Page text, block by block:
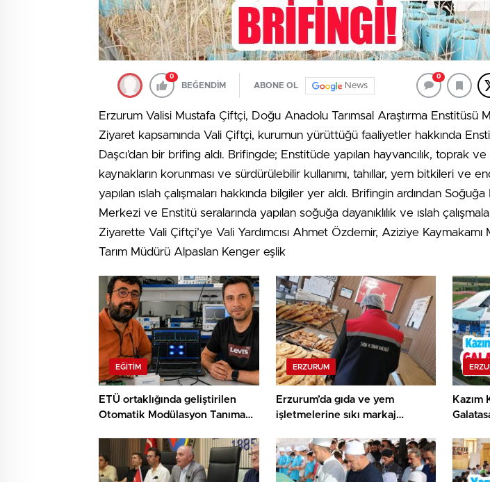
0
BEĞENDİM ABONE OL News
0
Erzurum Valisi Mustafa Çiftçi, Doğu Anadolu Tarımsal Araştırma Enstitüsü
Ziyaret kapsamında Vali Çiftçi, kurumun yürüttüğü faaliyetler hakkında
Daşcı’dan bir brifing aldı. Brifingde; Enstitüde yapılan hayvancılık, toprak
kaynakların korunması ve sürdürülebilir kullanımı, tahıllar, yem bitkileri ve
yapılan ıslah çalışmaları hakkında bilgiler yer aldı. Brifingin ardından Soğuğa
Merkezi ve Enstitü seralarında yapılan soğuğa dayanıklılık ve ıslah
Ziyarette Vali Çiftçi’ye Vali Yardımcısı Ahmet Özdemir, Aziziye Kaymakamı
Tarım Müdürü Alpaslan Kenger eşlik
EĞITIM
ETÜ ortaklığında geliştirilen
Otomatik Modülasyon Tanıma
ERZURUM
Erzurum’da gıda ve yem
işletmelerine sıkı markaj…
Kazım